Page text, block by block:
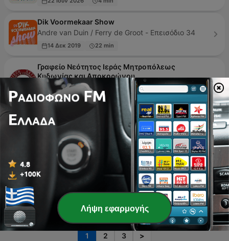
Dik Voormekaar Show
Andre van Duin / Ferry de Groot - Επεισόδιο 34
14 Δεκ 2019 22 min
Γραφείο Νεότητος Ιεράς Μητροπόλεως
Κυδωνίας και Αποκορώνου
Ράδιο Μαρτυρία - Επεισόδιο 81
12 Μάρ 2023
Geschichten für Kinder
Bayerischer Rundfunk - Επεισόδιο 62
πριν 1 εβδομάδα 50 min
حكايات بصوتي - قصص أطفال هادفة
حكايات بصوتي - Επεισόδιο 15
Σελίδα1από3
1
2 3 >
Λήψη εφαρμογής